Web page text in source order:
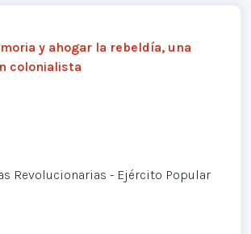
y ahogar la rebeldía, una
colonialista
Revolucionarias - Ejército Popular